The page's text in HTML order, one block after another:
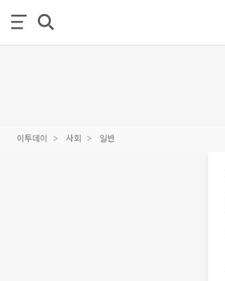
이투데이 사회 일반